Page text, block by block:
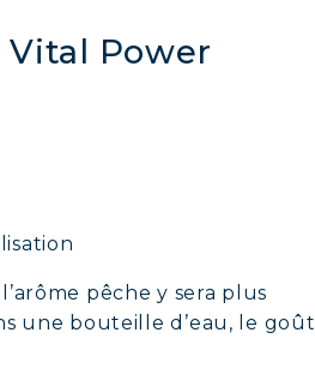
Vital Power
pêche y sera plus
une bouteille d’eau, le goût